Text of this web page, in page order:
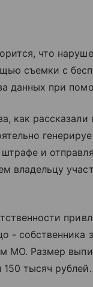
что
съемки с
данных при
как рассказали
и
владельцу
- собственника
МО. Размер
тысяч рублей.